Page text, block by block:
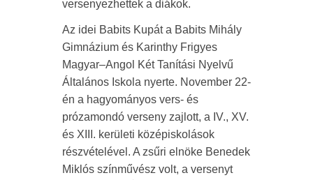
versenyezhettek a diákok.
Az idei Babits Kupát a Babits Mihály
Gimnázium és Karinthy Frigyes
Magyar–Angol Két Tanítási Nyelvű
Általános Iskola nyerte. November 22-
én a hagyományos vers- és
prózamondó verseny zajlott, a IV., XV.
és XIII. kerületi középiskolások
részvételével. A zsűri elnöke Benedek
Miklós színművész volt, a versenyt